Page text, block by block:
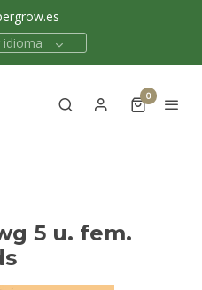
idioma
0
5 u. fem.